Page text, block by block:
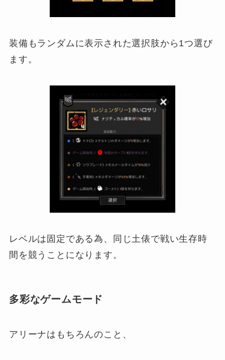
装備もランダムに表示された選択肢から1つ選び
ます。
レベルは固定である為、同じ土俵で戦い生存時
間を競うことになります。
多彩なゲームモード
アリーナはもちろんのこと、